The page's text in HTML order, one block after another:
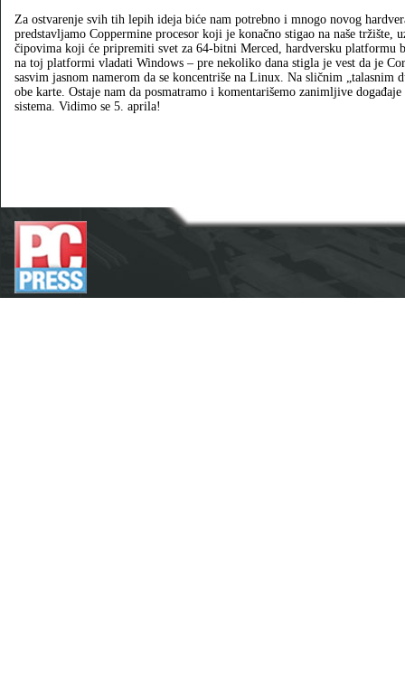
Za ostvarenje svih tih lepih ideja biće nam potrebno i mnogo novog
predstavljamo Coppermine procesor koji je konačno stigao na naše tržište,
čipovima koji će pripremiti svet za 64-bitni Merced, hardversku platformu
na toj platformi vladati Windows – pre nekoliko dana stigla je vest da je
sasvim jasnom namerom da se koncentriše na Linux. Na sličnim „talasnim
obe karte. Ostaje nam da posmatramo i komentarišemo zanimljive
sistema. Vidimo se 5. aprila!